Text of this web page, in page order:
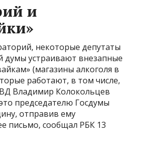
и
некоторые депутаты
думы устраивают внезапные
(магазины алкоголя в
работают, в том числе,
Владимир Колокольцев
председателю Госдумы
отправив ему
письмо, сообщал РБК 13